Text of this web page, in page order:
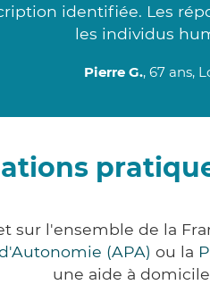
identifiée. Les
les individus
Pierre G., 67 ans,
l'ensemble de la
(APA) ou la
une aide à